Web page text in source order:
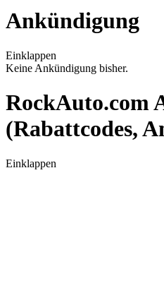
Ankündigung
Einklappen
Keine Ankündigung bisher.
RockAuto.com
(Rabattcodes,
Einklappen